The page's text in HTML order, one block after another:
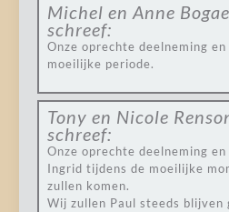
Michel en Anne
schreef:
Onze oprechte deelneming
moeilijke periode.
Tony en Nicole
schreef:
Onze oprechte deelneming
Ingrid tijdens de moeilijke
zullen komen.
Wij zullen Paul steeds blijven